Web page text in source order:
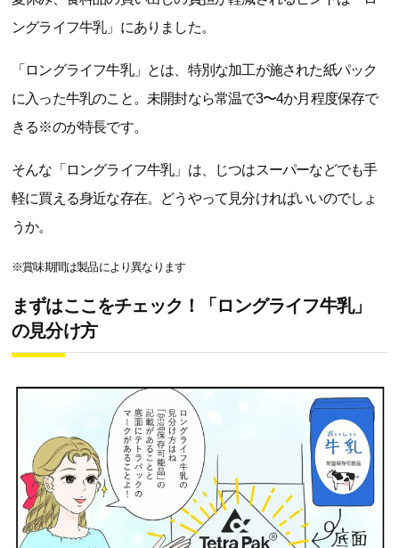
ングライフ牛乳」にありました。
「ロングライフ牛乳」とは、特別な加工が施された紙パック
に入った牛乳のこと。未開封なら常温で3〜4か月程度保存で
きる※のが特長です。
そんな「ロングライフ牛乳」は、じつはスーパーなどでも手
軽に買える身近な存在。どうやって見分ければいいのでしょ
うか。
※賞味期間は製品により異なります
まずはここをチェック！「ロングライフ牛乳」
の見分け方